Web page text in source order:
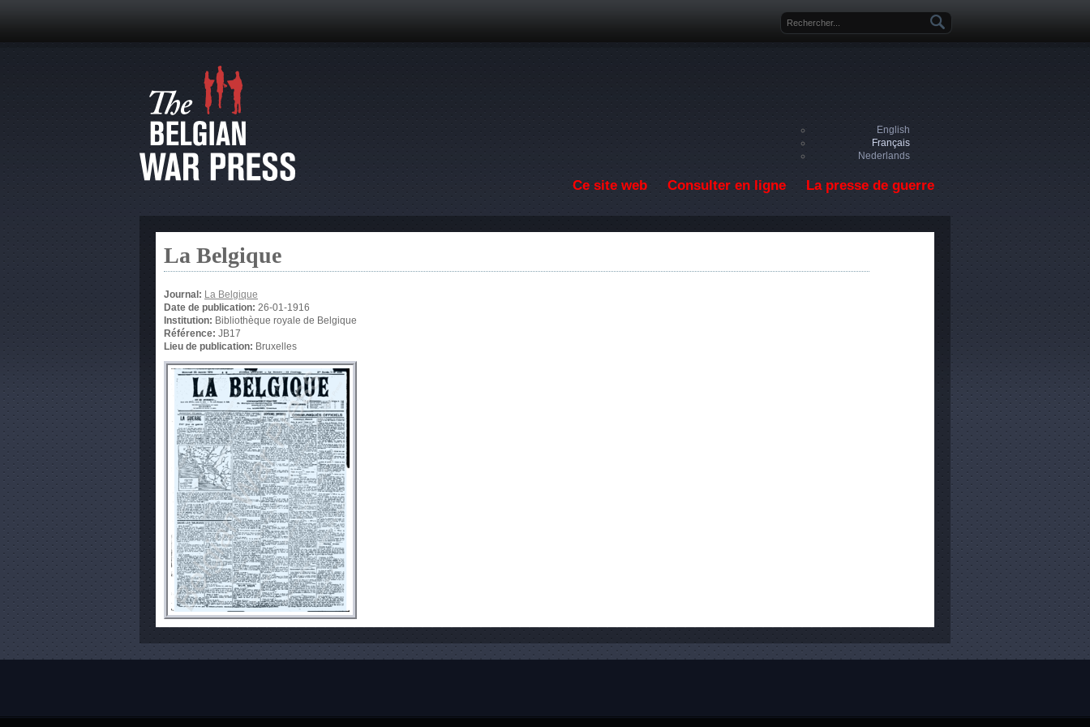
Formulaire de recherche
English
Français
Nederlands
Ce site web Consulter en ligne La presse de guerre
La Belgique
Journal: La Belgique
Date de publication: 26-01-1916
Institution: Bibliothèque royale de Belgique
Référence: JB17
Lieu de publication: Bruxelles